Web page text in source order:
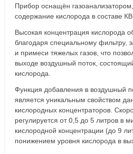
Прибор оснащён
содержание кислорода в составе
Высокая концентрация кислорода
благодаря специальному фильтру,
и примеси тяжелых газов, что
выходе воздушный поток,
кислорода.
Функция добавления в воздушный
является уникальным свойством
кислородных концентраторов.
регулируется от 0,5 до 5 литров в
кислородной концентрации (до 9
понижением уровня кислорода в